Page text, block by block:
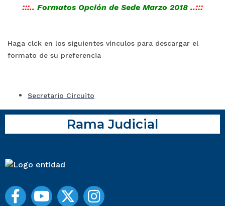
:::.. Formatos Opción de Sede Marzo 2018 ..:::
Haga clck en los siguientes vínculos para descargar el
formato de su preferencia
Secretario Circuito
Rama Judicial